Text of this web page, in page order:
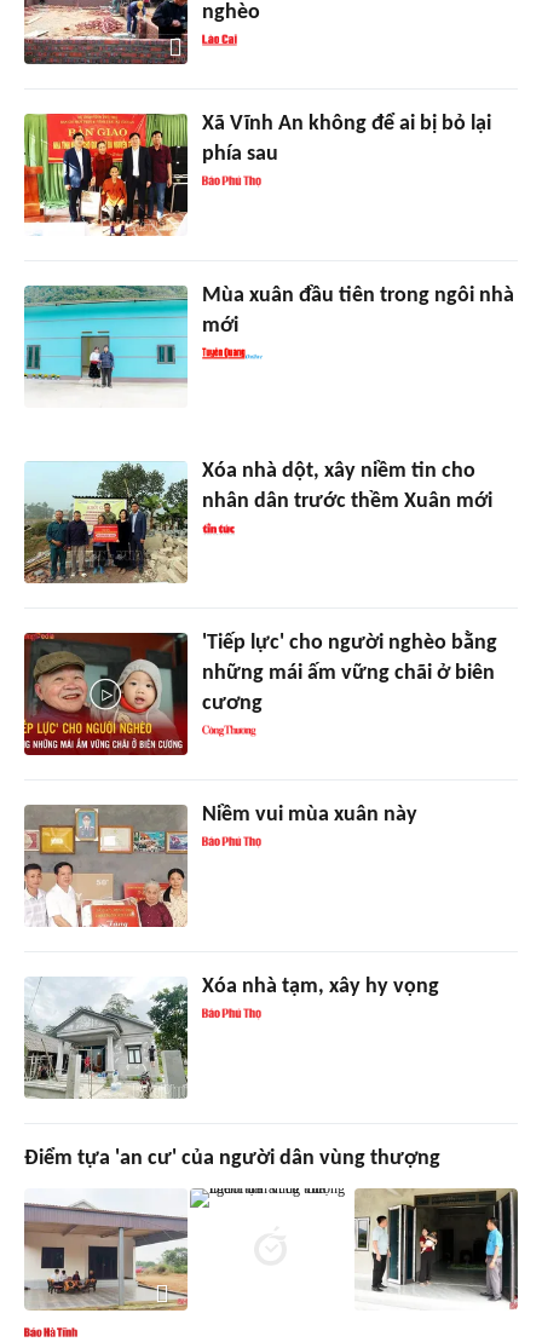
nghèo
Xã Vĩnh An không để ai bị bỏ lại
phía sau
Mùa xuân đầu tiên trong ngôi nhà
mới
Xóa nhà dột, xây niềm tin cho
nhân dân trước thềm Xuân mới
'Tiếp lực' cho người nghèo bằng
những mái ấm vững chãi ở biên
cương
Niềm vui mùa xuân này
Xóa nhà tạm, xây hy vọng
Điểm tựa 'an cư' của người dân vùng thượng